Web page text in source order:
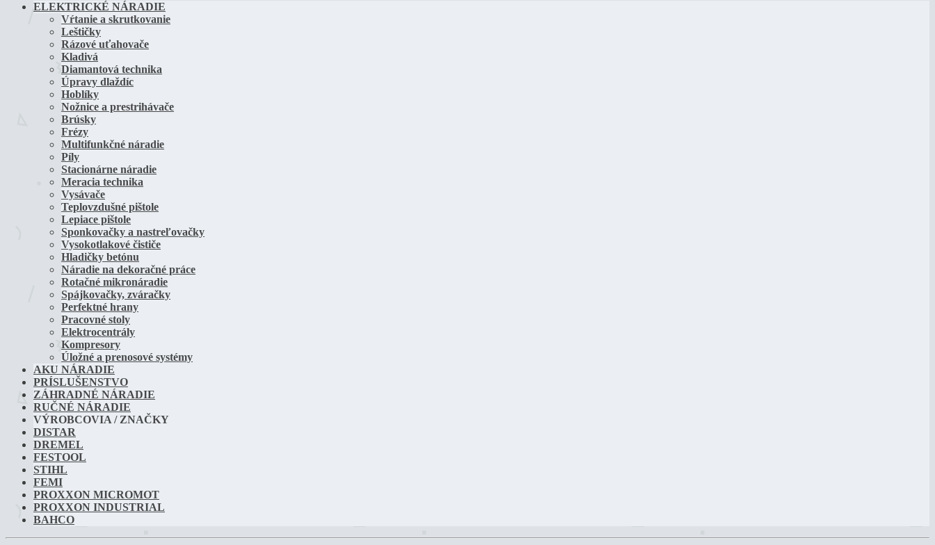
ELEKTRICKÉ NÁRADIE
Vŕtanie a skrutkovanie
Leštičky
Rázové uťahovače
Kladivá
Diamantová technika
Úpravy dlaždíc
Hoblíky
Nožnice a prestrihávače
Brúsky
Frézy
Multifunkčné náradie
Píly
Stacionárne náradie
Meracia technika
Vysávače
Teplovzdušné pištole
Lepiace pištole
Sponkovačky a nastreľovačky
Vysokotlakové čističe
Hladičky betónu
Náradie na dekoračné práce
Rotačné mikronáradie
Spájkovačky, zváračky
Perfektné hrany
Pracovné stoly
Elektrocentrály
Kompresory
Úložné a prenosové systémy
AKU NÁRADIE
PRÍSLUŠENSTVO
ZÁHRADNÉ NÁRADIE
RUČNÉ NÁRADIE
VÝROBCOVIA / ZNAČKY
DISTAR
DREMEL
FESTOOL
STIHL
FEMI
PROXXON MICROMOT
PROXXON INDUSTRIAL
BAHCO